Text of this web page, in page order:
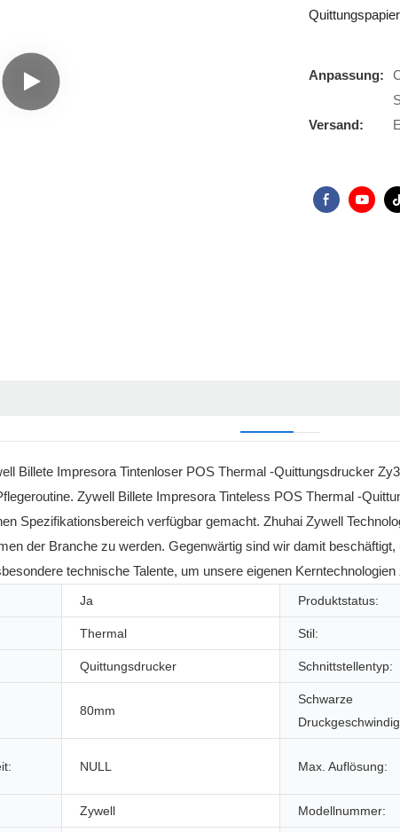
Anpassung:
Versand:
Billete Impresora Tintenloser POS Thermal -Quittungsdrucker
Zywell Billete Impresora Tinteless POS Thermal -
Spezifikationsbereich verfügbar gemacht. Zhuhai Zywell
der Branche zu werden. Gegenwärtig sind wir damit
technische Talente, um unsere eigenen
Ja Produktstatus:
Thermal Stil:
Quittungsdrucker Schnittstellentyp:
80mm
Schwarze
NULL Max. Auflösung:
Zywell Modellnummer: